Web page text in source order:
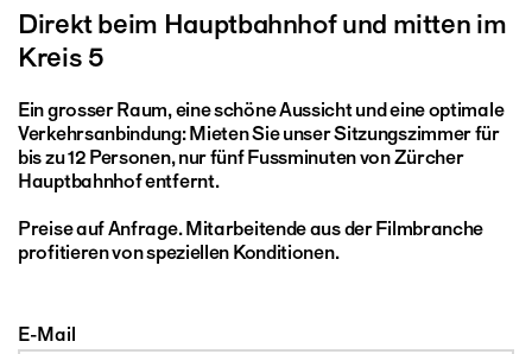
Direkt beim Hauptbahnhof und mitten im
Kreis 5
Ein grosser Raum, eine schöne Aussicht und eine optimale
Verkehrsanbindung: Mieten Sie unser Sitzungszimmer für
bis zu 12 Personen, nur fünf Fussminuten von Zürcher
Hauptbahnhof entfernt.
Preise auf Anfrage. Mitarbeitende aus der Filmbranche
profitieren von speziellen Konditionen.
E-Mail